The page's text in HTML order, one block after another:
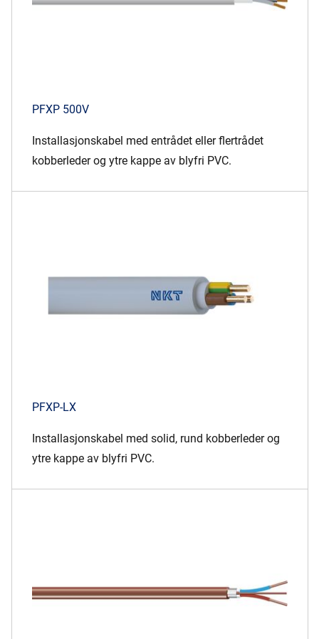
PFXP 500V
Installasjonskabel med entrådet eller flertrådet
kobberleder og ytre kappe av blyfri PVC.
PFXP-LX
Installasjonskabel med solid, rund kobberleder og
ytre kappe av blyfri PVC.